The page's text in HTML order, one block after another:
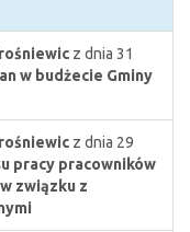
z dnia 31
w budżecie Gminy
z dnia 29
pracy pracowników
związku z